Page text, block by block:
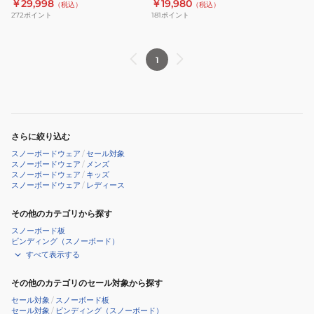
下
バ
ー
ス
ツ
AB43WW1528
￥29,998 （税込）
272ポイント
パ
ABP13106
￥19,980 （税込）
181ポイント
1
さらに絞り込む
スノーボードウェア /セール対象
スノーボードウェア / メンズ
スノーボードウェア / キッズ
スノーボードウェア / レディース
その他のカテゴリから探す
スノーボード板
ビンディング（スノーボード）
すべて表示する
その他のカテゴリのセール対象から探す
セール対象 / スノーボード板
セール対象 / ビンディング（スノーボード）